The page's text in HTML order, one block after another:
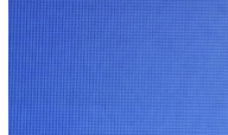
и креативные